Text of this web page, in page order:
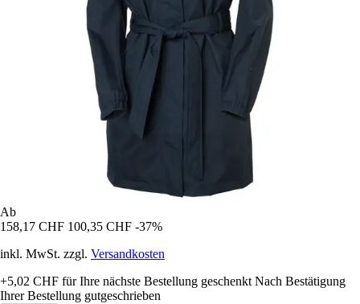
Ab
158,17 CHF 100,35 CHF -37%
inkl. MwSt. zzgl. Versandkosten
+5,02 CHF für Ihre nächste Bestellung geschenkt Nach Bestätigung
Ihrer Bestellung gutgeschrieben